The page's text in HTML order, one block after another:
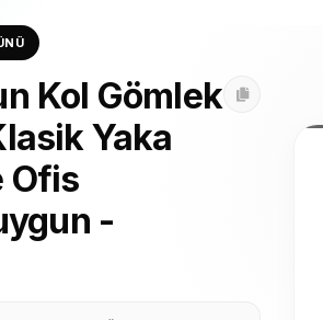
Kol Gömlek
Yaka
Ofis
-